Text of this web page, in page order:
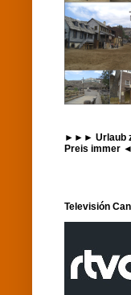
►►► Urlaub
Preis immer
Televisión